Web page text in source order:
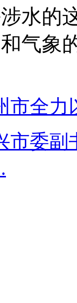
水的
气象
市全力
市委副